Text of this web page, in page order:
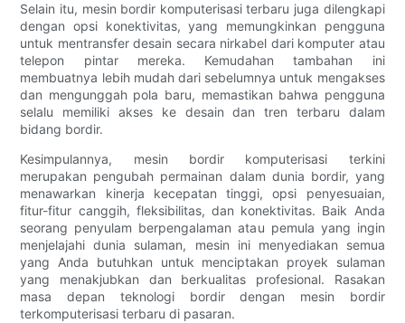
Selain itu, mesin bordir komputerisasi terbaru juga dilengkapi
dengan opsi konektivitas, yang memungkinkan pengguna
untuk mentransfer desain secara nirkabel dari komputer atau
telepon pintar mereka. Kemudahan tambahan ini
membuatnya lebih mudah dari sebelumnya untuk mengakses
dan mengunggah pola baru, memastikan bahwa pengguna
selalu memiliki akses ke desain dan tren terbaru dalam
bidang bordir.
Kesimpulannya, mesin bordir komputerisasi terkini
merupakan pengubah permainan dalam dunia bordir, yang
menawarkan kinerja kecepatan tinggi, opsi penyesuaian,
fitur-fitur canggih, fleksibilitas, dan konektivitas. Baik Anda
seorang penyulam berpengalaman atau pemula yang ingin
menjelajahi dunia sulaman, mesin ini menyediakan semua
yang Anda butuhkan untuk menciptakan proyek sulaman
yang menakjubkan dan berkualitas profesional. Rasakan
masa depan teknologi bordir dengan mesin bordir
terkomputerisasi terbaru di pasaran.